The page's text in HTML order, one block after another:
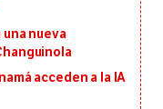
nueva
acceden a la IA